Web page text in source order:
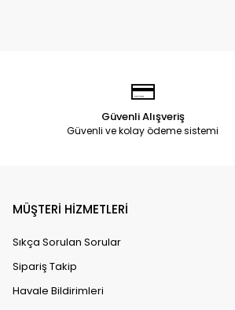
Güvenli Alışveriş
Güvenli ve kolay ödeme sistemi
MÜŞTERİ HİZMETLERİ
Sıkça Sorulan Sorular
Sipariş Takip
Havale Bildirimleri